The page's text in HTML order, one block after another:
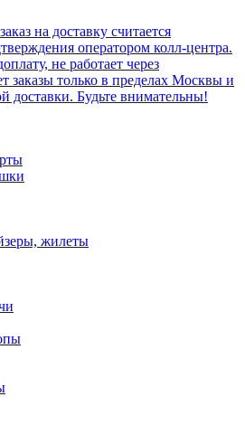
на доставку считается
оператором колл-центра.
не работает через
заказы только в пределах Москвы и
доставки. Будьте внимательны!
жилеты